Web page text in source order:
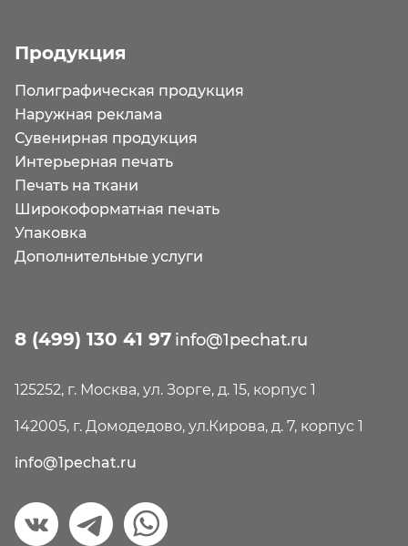
Продукция
Полиграфическая продукция
Наружная реклама
Сувенирная продукция
Интерьерная печать
Печать на ткани
Широкоформатная печать
Упаковка
Дополнительные услуги
8 (499) 130 41 97 info@1pechat.ru
125252, г. Москва, ул. Зорге, д. 15, корпус 1
142005, г. Домодедово, ул.Кирова, д. 7, корпус 1
info@1pechat.ru